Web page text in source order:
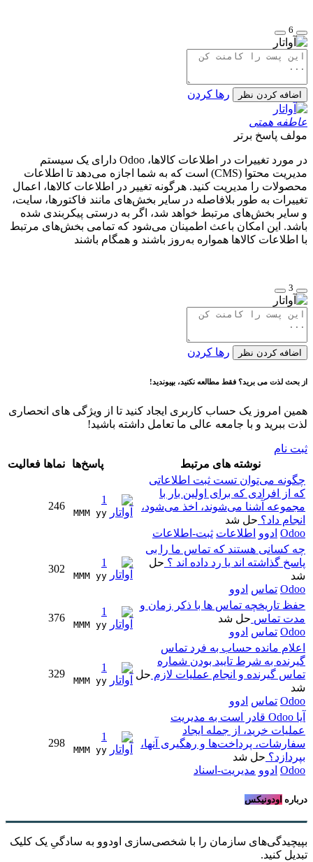
6
اضافه کردن نظر رها کردن
عاطفه همتی
مولف پاسخ برتر
در مورد تغییرات در اطلاعات کالاها، Odoo دارای یک سیستم
مدیریت محتوا (CMS) است که به شما اجازه می‌دهد تا اطلاعات
محصولات را مدیریت کنید. هرگونه تغییر در اطلاعات کالاها، اعمال
تغییرات به طور بلافاصله در سایر بخش‌های مانند فاکتورها، سایت،
و سایر بخش‌های مرتبط خواهد شد، اگر به درستی پیکربندی شده
باشد. این امکان باعث اطمینان می‌شود که تمامی بخش‌های مرتبط
با اطلاعات کالاها همواره به‌روز باشند و همگام باشند
3
اضافه کردن نظر رها کردن
از بحث لذت می برید؟ فقط مطالعه نکنید، بپیوندید!
همین امروز یک حساب کاربری ایجاد کنید تا از ویژگی های انحصاری
لذت ببرید و با جامعه عالی ما تعامل داشته باشید!
ثبت نام
نوشته های مرتبط
پاسخ‌ها نماها فعالیت
چگونه می‌توان تست ثبت اطلاعاتی
که از افرادی که برای اولین بار با
مجموعه آشنا می‌شوند، اخذ می‌شود،
انجام داد؟ حل شد
Odoo ادوو اطلاعات ثبت-اطلاعات
1
MMM yy
246
چه کسانی هستند که تماس ما را بی
پاسخ گذاشته اند یا رد داده اند ؟ حل
شد
Odoo تماس ادوو
1
MMM yy
302
حفظ تاریخچه تماس ها با ذکر زمان و
مدت تماس حل شد
Odoo تماس ادوو
1
MMM yy
376
اعلام مانده حساب به فرد تماس
گیرنده به شرط تایید بودن شماره
تماس گیرنده و انجام عملیات لازم حل
شد
Odoo تماس ادوو
1
MMM yy
329
آیا Odoo قادر است به مدیریت
عملیات خرید، از جمله ایجاد
سفارشات، پرداخت‌ها و رهگیری آنها،
بپردازد؟ حل شد
Odoo ادوو مدیریت-اسناد
1
MMM yy
298
درباره اودونیکس
بپیچیدگی‌های سازمان را با شخصی‌سازی اودوو به سادگیِ یک کلیک
تبدیل کنید.